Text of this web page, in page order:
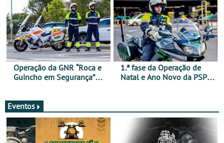
Operação da GNR “Roca e
Guincho em Segurança”
1.ª fase da Operação de
Natal e Ano Novo da PSP e
Eventos